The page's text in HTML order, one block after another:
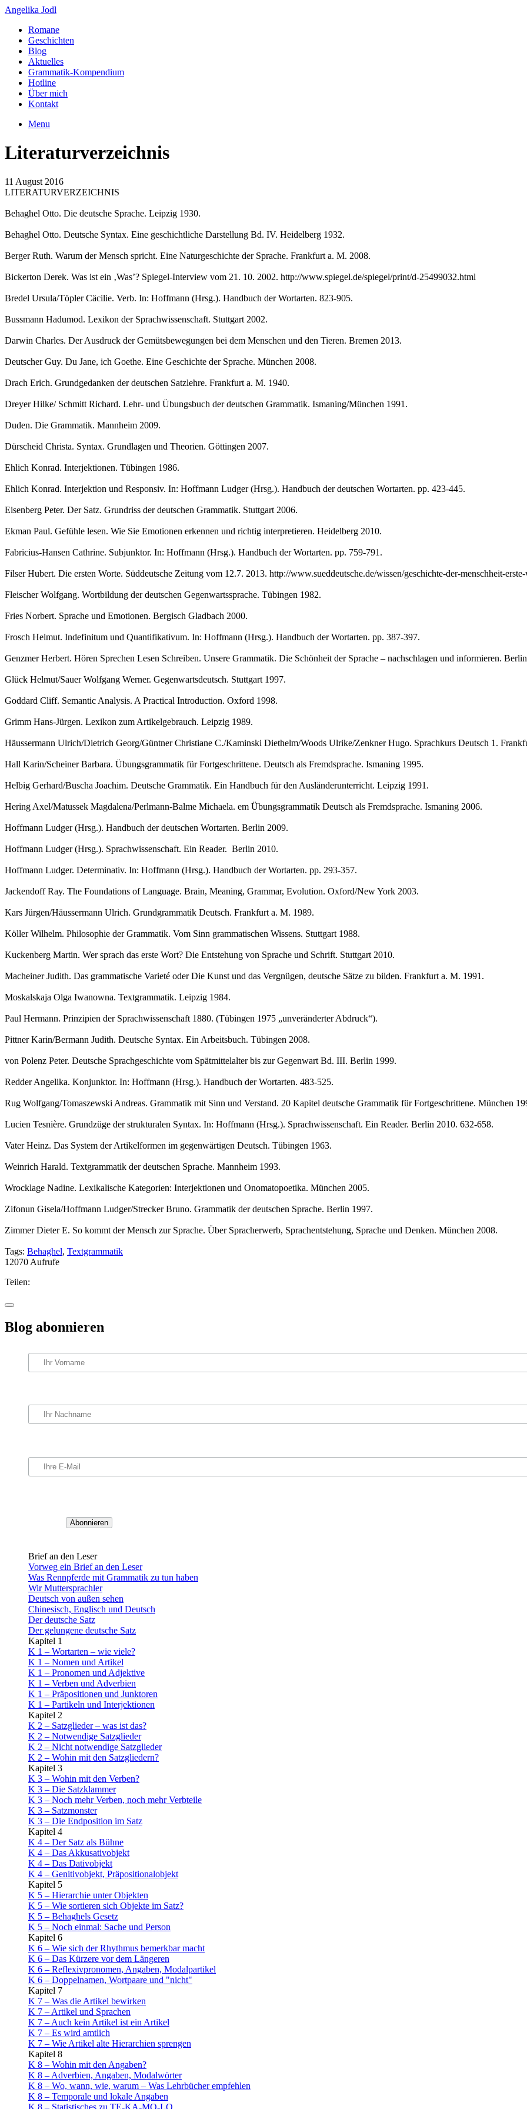
Angelika Jodl
Romane
Geschichten
Blog
Aktuelles
Grammatik-Kompendium
Hotline
Über mich
Kontakt
Menu
Literaturverzeichnis
11 August 2016
LITERATURVERZEICHNIS
Behaghel Otto. Die deutsche Sprache. Leipzig 1930.
Behaghel Otto. Deutsche Syntax. Eine geschichtliche Darstellung Bd. IV. Heidelberg 1932.
Berger Ruth. Warum der Mensch spricht. Eine Naturgeschichte der Sprache. Frankfurt a. M. 2008.
Bickerton Derek. Was ist ein ‚Was’? Spiegel-Interview vom 21. 10. 2002. http://www.spiegel.de/spiegel/print/d-25499032.html
Bredel Ursula/Töpler Cäcilie. Verb. In: Hoffmann (Hrsg.). Handbuch der Wortarten. 823-905.
Bussmann Hadumod. Lexikon der Sprachwissenschaft. Stuttgart 2002.
Darwin Charles. Der Ausdruck der Gemütsbewegungen bei dem Menschen und den Tieren. Bremen 2013.
Deutscher Guy. Du Jane, ich Goethe. Eine Geschichte der Sprache. München 2008.
Drach Erich. Grundgedanken der deutschen Satzlehre. Frankfurt a. M. 1940.
Dreyer Hilke/ Schmitt Richard. Lehr- und Übungsbuch der deutschen Grammatik. Ismaning/München 1991.
Duden. Die Grammatik. Mannheim 2009.
Dürscheid Christa. Syntax. Grundlagen und Theorien. Göttingen 2007.
Ehlich Konrad. Interjektionen. Tübingen 1986.
Ehlich Konrad. Interjektion und Responsiv. In: Hoffmann Ludger (Hrsg.). Handbuch der deutschen Wortarten. pp. 423-445.
Eisenberg Peter. Der Satz. Grundriss der deutschen Grammatik. Stuttgart 2006.
Ekman Paul. Gefühle lesen. Wie Sie Emotionen erkennen und richtig interpretieren. Heidelberg 2010.
Fabricius-Hansen Cathrine. Subjunktor. In: Hoffmann (Hrsg.). Handbuch der Wortarten. pp. 759-791.
Filser Hubert. Die ersten Worte. Süddeutsche Zeitung vom 12.7. 2013. http://www.sueddeutsche.de/wissen/geschichte-der-menschheit-
Fleischer Wolfgang. Wortbildung der deutschen Gegenwartssprache. Tübingen 1982.
Fries Norbert. Sprache und Emotionen. Bergisch Gladbach 2000.
Frosch Helmut. Indefinitum und Quantifikativum. In: Hoffmann (Hrsg.). Handbuch der Wortarten. pp. 387-397.
Genzmer Herbert. Hören Sprechen Lesen Schreiben. Unsere Grammatik. Die Schönheit der Sprache – nachschlagen und informieren.
Glück Helmut/Sauer Wolfgang Werner. Gegenwartsdeutsch. Stuttgart 1997.
Goddard Cliff. Semantic Analysis. A Practical Introduction. Oxford 1998.
Grimm Hans-Jürgen. Lexikon zum Artikelgebrauch. Leipzig 1989.
Häussermann Ulrich/Dietrich Georg/Güntner Christiane C./Kaminski Diethelm/Woods Ulrike/Zenkner Hugo. Sprachkurs Deutsch 1.
Hall Karin/Scheiner Barbara. Übungsgrammatik für Fortgeschrittene. Deutsch als Fremdsprache. Ismaning 1995.
Helbig Gerhard/Buscha Joachim. Deutsche Grammatik. Ein Handbuch für den Ausländerunterricht. Leipzig 1991.
Hering Axel/Matussek Magdalena/Perlmann-Balme Michaela. em Übungsgrammatik Deutsch als Fremdsprache. Ismaning 2006.
Hoffmann Ludger (Hrsg.). Handbuch der deutschen Wortarten. Berlin 2009.
Hoffmann Ludger (Hrsg.). Sprachwissenschaft. Ein Reader. Berlin 2010.
Hoffmann Ludger. Determinativ. In: Hoffmann (Hrsg.). Handbuch der Wortarten. pp. 293-357.
Jackendoff Ray. The Foundations of Language. Brain, Meaning, Grammar, Evolution. Oxford/New York 2003.
Kars Jürgen/Häussermann Ulrich. Grundgrammatik Deutsch. Frankfurt a. M. 1989.
Köller Wilhelm. Philosophie der Grammatik. Vom Sinn grammatischen Wissens. Stuttgart 1988.
Kuckenberg Martin. Wer sprach das erste Wort? Die Entstehung von Sprache und Schrift. Stuttgart 2010.
Macheiner Judith. Das grammatische Varieté oder Die Kunst und das Vergnügen, deutsche Sätze zu bilden. Frankfurt a. M. 1991.
Moskalskaja Olga Iwanowna. Textgrammatik. Leipzig 1984.
Paul Hermann. Prinzipien der Sprachwissenschaft 1880. (Tübingen 1975 „unveränderter Abdruck“).
Pittner Karin/Bermann Judith. Deutsche Syntax. Ein Arbeitsbuch. Tübingen 2008.
von Polenz Peter. Deutsche Sprachgeschichte vom Spätmittelalter bis zur Gegenwart Bd. III. Berlin 1999.
Redder Angelika. Konjunktor. In: Hoffmann (Hrsg.). Handbuch der Wortarten. 483-525.
Rug Wolfgang/Tomaszewski Andreas. Grammatik mit Sinn und Verstand. 20 Kapitel deutsche Grammatik für Fortgeschrittene. München
Lucien Tesnière. Grundzüge der strukturalen Syntax. In: Hoffmann (Hrsg.). Sprachwissenschaft. Ein Reader. Berlin 2010. 632-658.
Vater Heinz. Das System der Artikelformen im gegenwärtigen Deutsch. Tübingen 1963.
Weinrich Harald. Textgrammatik der deutschen Sprache. Mannheim 1993.
Wrocklage Nadine. Lexikalische Kategorien: Interjektionen und Onomatopoetika. München 2005.
Zifonun Gisela/Hoffmann Ludger/Strecker Bruno. Grammatik der deutschen Sprache. Berlin 1997.
Zimmer Dieter E. So kommt der Mensch zur Sprache. Über Spracherwerb, Sprachentstehung, Sprache und Denken. München 2008.
Tags: Behaghel, Textgrammatik
12070 Aufrufe
Teilen:
Blog abonnieren
Brief an den Leser
Vorweg ein Brief an den Leser
Was Rennpferde mit Grammatik zu tun haben
Wir Muttersprachler
Deutsch von außen sehen
Chinesisch, Englisch und Deutsch
Der deutsche Satz
Der gelungene deutsche Satz
Kapitel 1
K 1 – Wortarten – wie viele?
K 1 – Nomen und Artikel
K 1 – Pronomen und Adjektive
K 1 – Verben und Adverbien
K 1 – Präpositionen und Junktoren
K 1 – Partikeln und Interjektionen
Kapitel 2
K 2 – Satzglieder – was ist das?
K 2 – Notwendige Satzglieder
K 2 – Nicht notwendige Satzglieder
K 2 – Wohin mit den Satzgliedern?
Kapitel 3
K 3 – Wohin mit den Verben?
K 3 – Die Satzklammer
K 3 – Noch mehr Verben, noch mehr Verbteile
K 3 – Satzmonster
K 3 – Die Endposition im Satz
Kapitel 4
K 4 – Der Satz als Bühne
K 4 – Das Akkusativobjekt
K 4 – Das Dativobjekt
K 4 – Genitivobjekt, Präpositionalobjekt
Kapitel 5
K 5 – Hierarchie unter Objekten
K 5 – Wie sortieren sich Objekte im Satz?
K 5 – Behaghels Gesetz
K 5 – Noch einmal: Sache und Person
Kapitel 6
K 6 – Wie sich der Rhythmus bemerkbar macht
K 6 – Das Kürzere vor dem Längeren
K 6 – Reflexivpronomen, Angaben, Modalpartikel
K 6 – Doppelnamen, Wortpaare und "nicht"
Kapitel 7
K 7 – Was die Artikel bewirken
K 7 – Artikel und Sprachen
K 7 – Auch kein Artikel ist ein Artikel
K 7 – Es wird amtlich
K 7 – Wie Artikel alte Hierarchien sprengen
Kapitel 8
K 8 – Wohin mit den Angaben?
K 8 – Adverbien, Angaben, Modalwörter
K 8 – Wo, wann, wie, warum – Was Lehrbücher empfehlen
K 8 – Temporale und lokale Angaben